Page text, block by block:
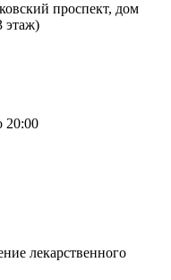
проспект, дом
этаж)
20:00
лекарственного